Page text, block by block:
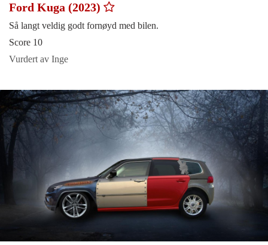
Ford Kuga (2023)
Så langt veldig godt fornøyd med bilen.
Score 10
Vurdert av Inge